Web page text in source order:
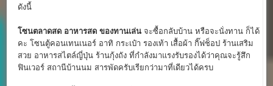
ดังนี้
โซนตลาดสด อาหารสด ของทานเล่น จะซื้อกลับบ้าน หรือจะนั่งทาน ก็ได้
คะ โซนตู้คอนเทนเนอร์ อาทิ กระเป๋า รองเท้า เสื้อผ้า กิ๊ฟช็อป ร้านเสริม
สวย อาหารสไตล์ญี่ปุ่น ร้านกุ้งถัง ที่กำลังมาแรงรับรองได้ว่าคุณจะรู้สึก
ฟินเวอร์ สถานีบ้านนม สารพัดครับเรียกว่ามาที่เดียวได้ครบ